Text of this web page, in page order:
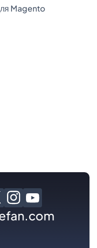
Magento